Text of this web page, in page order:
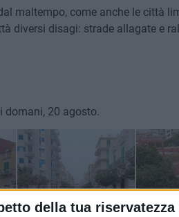
della tua
maltempo, come anche le città
diversi disagi: strade allagate e
domani, 20 agosto.